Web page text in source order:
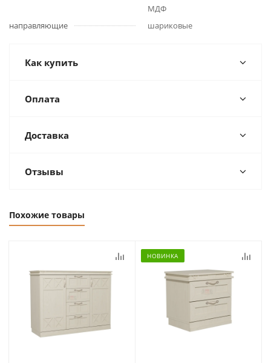
МДФ
направляющие
шариковые
Как купить
Оплата
Доставка
Отзывы
Похожие товары
НОВИНКА